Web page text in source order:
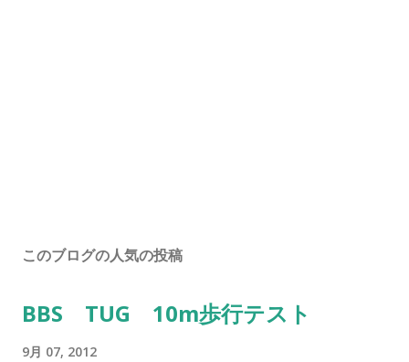
このブログの人気の投稿
BBS TUG 10m歩行テスト
9月 07, 2012